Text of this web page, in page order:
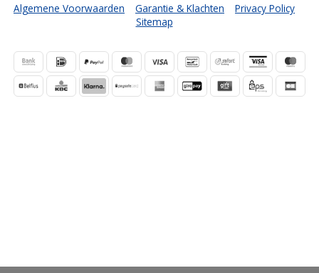
Algemene Voorwaarden Garantie & Klachten
Privacy Policy
Sitemap